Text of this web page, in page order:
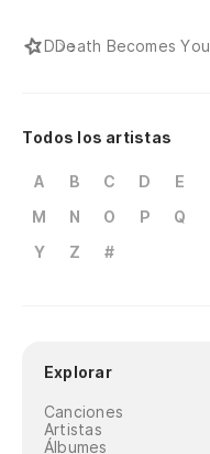
DDeath Becomes You
Todos los artistas
A B C D E
M
N O P Q
Y
Z #
Explorar
Canciones
Artistas
Álbumes